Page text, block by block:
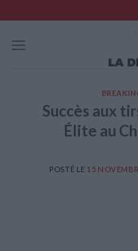
to
content
Succès aux
Élite au
POSTÉ LE 15